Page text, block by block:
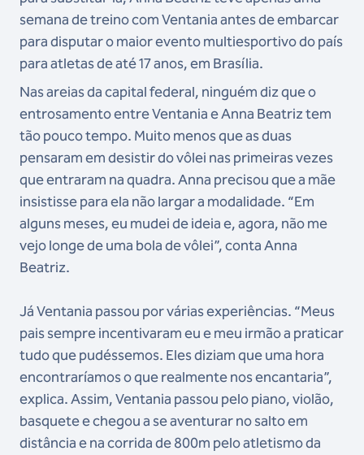
semana de treino com Ventania antes de embarcar
para disputar o maior evento multiesportivo do país
para atletas de até 17 anos, em Brasília.
Nas areias da capital federal, ninguém diz que o
entrosamento entre Ventania e Anna Beatriz tem
tão pouco tempo. Muito menos que as duas
pensaram em desistir do vôlei nas primeiras vezes
que entraram na quadra. Anna precisou que a mãe
insistisse para ela não largar a modalidade. “Em
alguns meses, eu mudei de ideia e, agora, não me
vejo longe de uma bola de vôlei”, conta Anna
Beatriz.
Já Ventania passou por várias experiências. “Meus
pais sempre incentivaram eu e meu irmão a praticar
tudo que pudéssemos. Eles diziam que uma hora
encontraríamos o que realmente nos encantaria”,
explica. Assim, Ventania passou pelo piano, violão,
basquete e chegou a se aventurar no salto em
distância e na corrida de 800m pelo atletismo da